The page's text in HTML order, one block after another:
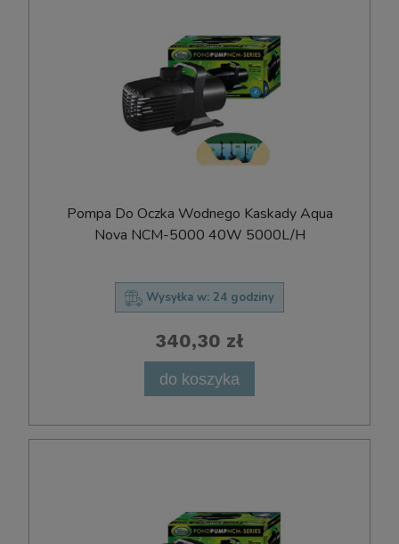
Pompa Do Oczka Wodnego Kaskady Aqua
Nova NCM-5000 40W 5000L/H
Wysyłka w: 24 godziny
340,30 zł
do koszyka